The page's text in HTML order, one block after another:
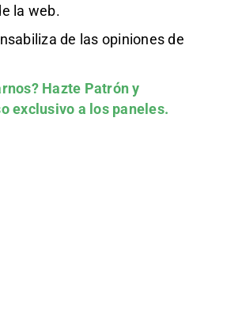
la web.
de las opiniones de
Hazte Patróny
exclusivo a los paneles.